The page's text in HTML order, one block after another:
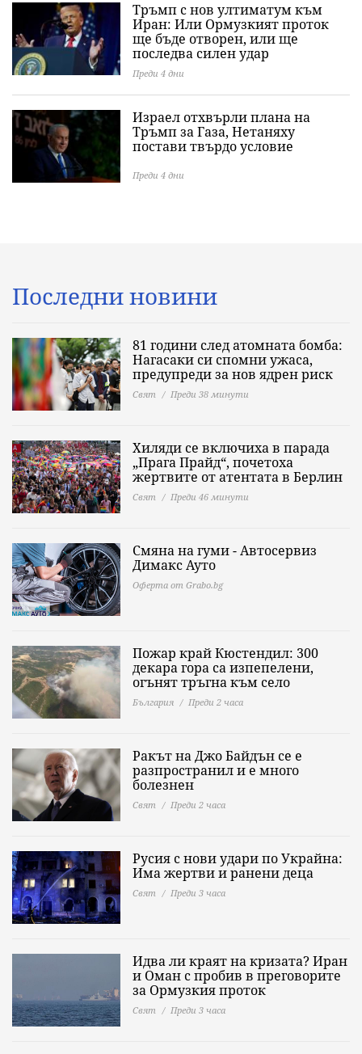
Тръмп с нов ултиматум към
Иран: Или Ормузкият проток
ще бъде отворен, или ще
последва силен удар
Преди 4 дни
Израел отхвърли плана на
Тръмп за Газа, Нетаняху
постави твърдо условие
Преди 4 дни
Последни новини
81 години след атомната бомба:
Нагасаки си спомни ужаса,
предупреди за нов ядрен риск
Свят Преди 38 минути
Хиляди се включиха в парада
„Прага Прайд“, почетоха
жертвите от атентата в Берлин
Свят Преди 46 минути
Смяна на гуми - Автосервиз
Димaкс Ауто
Оферта от Grabo.bg
Пожар край Кюстендил: 300
декара гора са изпепелени,
огънят тръгна към село
България Преди 2 часа
Ракът на Джо Байдън се е
разпространил и е много
болезнен
Свят Преди 2 часа
Русия с нови удари по Украйна:
Има жертви и ранени деца
Свят Преди 3 часа
Идва ли краят на кризата? Иран
и Оман с пробив в преговорите
за Ормузкия проток
Свят Преди 3 часа